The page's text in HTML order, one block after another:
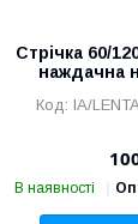
Стрічка 60/
наждачна
IA/
В наявності